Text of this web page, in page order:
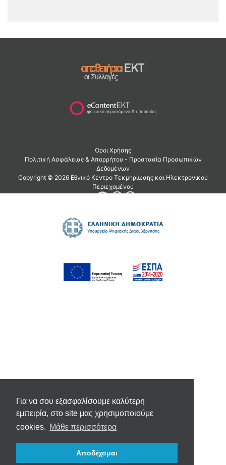
Για να σου εξασφαλίσουμε καλύτερη
εμπειρία, στο site μας χρησιμοποιούμε
cookies. Μάθε περισσότερα
Αποδέχομαι